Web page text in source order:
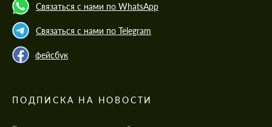
Связаться с нами по WhatsApp
Связаться с нами по Telegram
фейсбук
ПОДПИСКА НА НОВОСТИ